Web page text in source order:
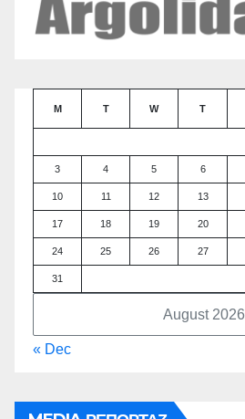
August 2026
M T W T
3 4 5 6
10 11 12 13
17 18 19 20
24 25 26 27
31
« Dec